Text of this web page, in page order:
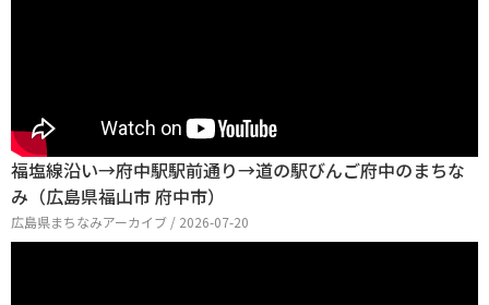
福塩線沿い→府中駅駅前通り→道の駅びんご府中のまちな
み（広島県福山市 府中市）
広島県まちなみアーカイブ / 2026-07-20